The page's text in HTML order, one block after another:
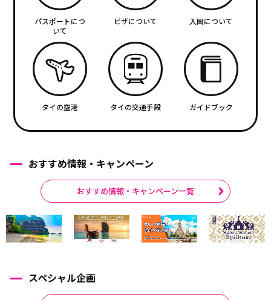
パスポートにつ
いて
ビザについて 入国について
タイの空港 タイの交通手段 ガイドブック
おすすめ情報・キャンペーン
おすすめ情報・キャンペーン一覧
スペシャル企画